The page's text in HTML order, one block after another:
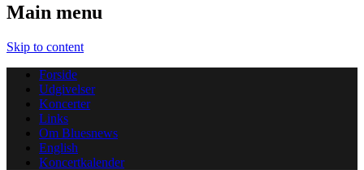
Main menu
Skip to content
Forside
Udgivelser
Koncerter
Links
Om Bluesnews
English
Koncertkalender